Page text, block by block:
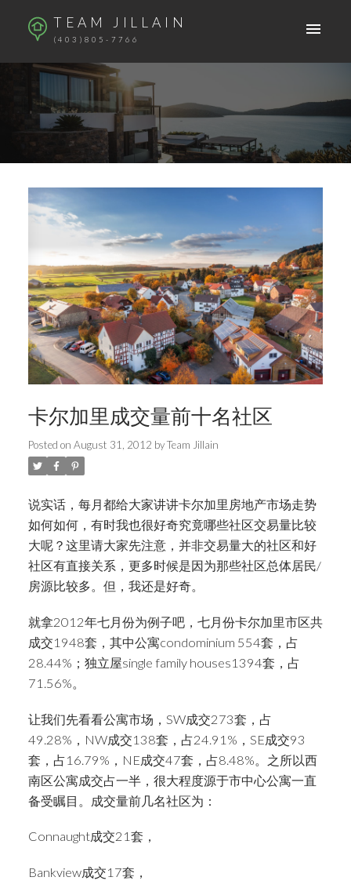
TEAM JILLAIN
(403)805-7766
卡尔加里成交量前十名社区
Posted on August 31, 2012 byTeam Jillain
说实话，每月都给大家讲讲卡尔加里房地产市场走势
如何如何，有时我也很好奇究竟哪些社区交易量比较
大呢？这里请大家先注意，并非交易量大的社区和好
社区有直接关系，更多时候是因为那些社区总体居民/
房源比较多。但，我还是好奇。
就拿2012年七月份为例子吧，七月份卡尔加里市区共
成交1948套，其中公寓condominium 554套，占
28.44%；独立屋single family houses1394套，占
71.56%。
让我们先看看公寓市场，SW成交273套，占
49.28%，NW成交138套，占24.91%，SE成交93
套，占16.79%，NE成交47套，占8.48%。之所以西
南区公寓成交占一半，很大程度源于市中心公寓一直
备受瞩目。成交量前几名社区为：
Connaught成交21套，
Bankview成交17套，